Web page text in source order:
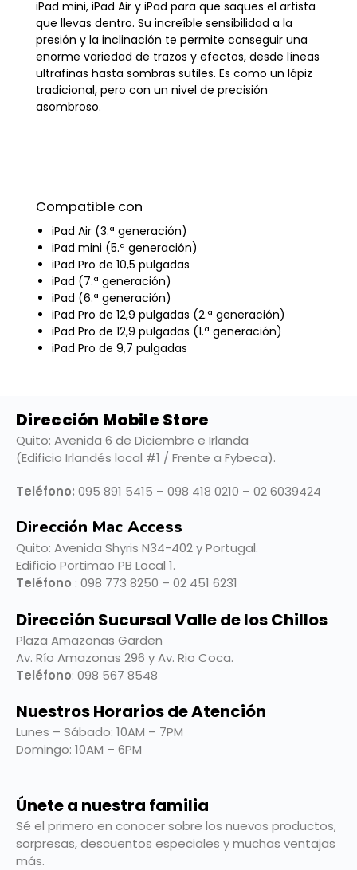
iPad mini, iPad Air y iPad para que saques el artista
que llevas dentro. Su increíble sensibilidad a la
presión y la inclinación te permite conseguir una
enorme variedad de trazos y efectos, desde líneas
ultrafinas hasta sombras sutiles. Es como un lápiz
tradicional, pero con un nivel de precisión
asombroso.
Compatible con
iPad Air (3.ª generación)
iPad mini (5.ª generación)
iPad Pro de 10,5 pulgadas
iPad (7.ª generación)
iPad (6.ª generación)
iPad Pro de 12,9 pulgadas (2.ª generación)
iPad Pro de 12,9 pulgadas (1.ª generación)
iPad Pro de 9,7 pulgadas
Dirección Mobile Store
Quito: Avenida 6 de Diciembre e Irlanda
(Edificio Irlandés local #1 / Frente a Fybeca).
Teléfono: 095 891 5415 – 098 418 0210 – 02 6039424
Dirección Mac Access
Quito: Avenida Shyris N34-402 y Portugal.
Edificio Portimão PB Local 1.
Teléfono : 098 773 8250 – 02 451 6231
Dirección Sucursal Valle de los Chillos
Plaza Amazonas Garden
Av. Río Amazonas 296 y Av. Rio Coca.
Teléfono: 098 567 8548
Nuestros Horarios de Atención
Lunes – Sábado: 10AM – 7PM
Domingo: 10AM – 6PM
Únete a nuestra familia
Sé el primero en conocer sobre los nuevos productos,
sorpresas, descuentos especiales y muchas ventajas
más.